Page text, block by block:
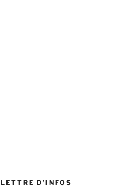
LETTRE D’INFOS